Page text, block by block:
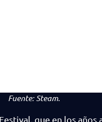
Fuente:Steam.
que en los